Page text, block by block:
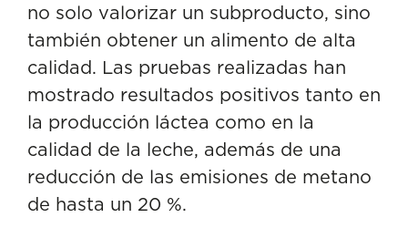
no solo valorizar un subproducto, sino
también obtener un alimento de alta
calidad. Las pruebas realizadas han
mostrado resultados positivos tanto en
la producción láctea como en la
calidad de la leche, además de una
reducción de las emisiones de metano
de hasta un 20 %.